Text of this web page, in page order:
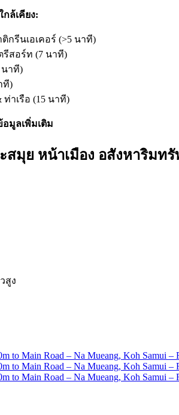
ล้เคียง:
กรีนเอเคอร์ (>5 นาที)
รีสอร์ท (7 นาที)
นาที)
ที)
าเรือ (15 นาที)
มูลเพิ่มเติม
สมุย หน้าเมือง อสังหาริมทรั
สูง